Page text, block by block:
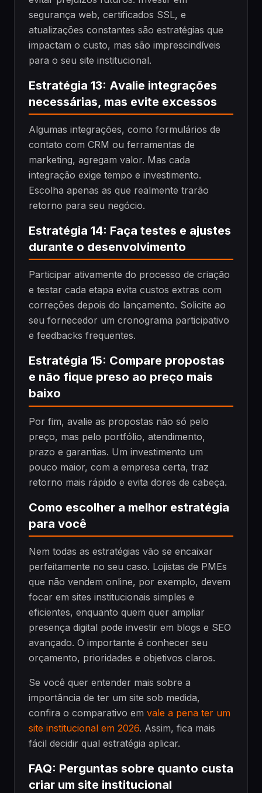
segurança web, certificados SSL, e
atualizações constantes são estratégias que
impactam o custo, mas são imprescindíveis
para o seu site institucional.
Estratégia 13: Avalie integrações
necessárias, mas evite excessos
Algumas integrações, como formulários de
contato com CRM ou ferramentas de
marketing, agregam valor. Mas cada
integração exige tempo e investimento.
Escolha apenas as que realmente trarão
retorno para seu negócio.
Estratégia 14: Faça testes e ajustes
durante o desenvolvimento
Participar ativamente do processo de criação
e testar cada etapa evita custos extras com
correções depois do lançamento. Solicite ao
seu fornecedor um cronograma participativo
e feedbacks frequentes.
Estratégia 15: Compare propostas
e não fique preso ao preço mais
baixo
Por fim, avalie as propostas não só pelo
preço, mas pelo portfólio, atendimento,
prazo e garantias. Um investimento um
pouco maior, com a empresa certa, traz
retorno mais rápido e evita dores de cabeça.
Como escolher a melhor estratégia
para você
Nem todas as estratégias vão se encaixar
perfeitamente no seu caso. Lojistas de PMEs
que não vendem online, por exemplo, devem
focar em sites institucionais simples e
eficientes, enquanto quem quer ampliar
presença digital pode investir em blogs e SEO
avançado. O importante é conhecer seu
orçamento, prioridades e objetivos claros.
Se você quer entender mais sobre a
importância de ter um site sob medida,
confira o comparativo em vale a pena ter um
site institucional em 2026. Assim, fica mais
fácil decidir qual estratégia aplicar.
FAQ: Perguntas sobre quanto custa
criar um site institucional